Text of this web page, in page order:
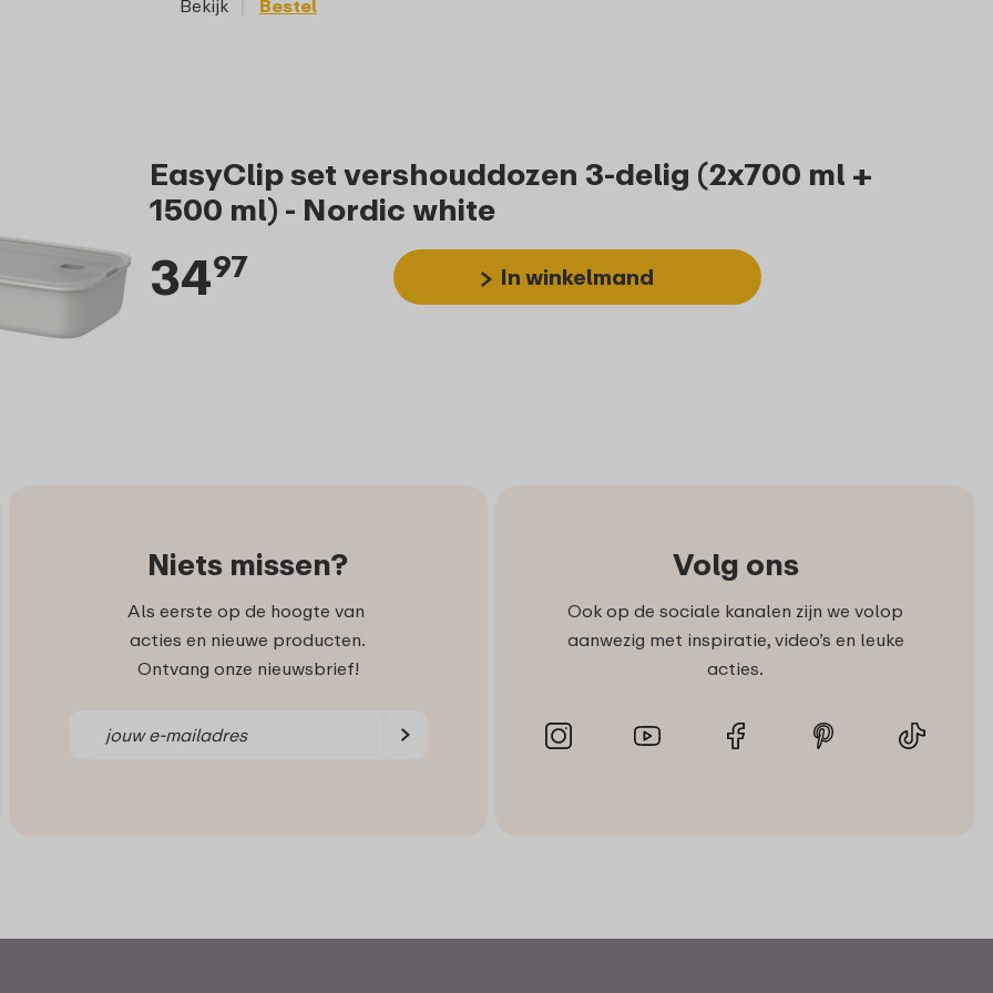
Bekijk Bestel
EasyClip set vershouddozen 3-delig (2x700 ml +
1500 ml) - Nordic white
3497 In winkelmand
Niets missen?
Als eerste op de hoogte van
acties en nieuwe producten.
Ontvang onze nieuwsbrief!
Volg ons
Ook op de sociale kanalen zijn we volop
aanwezig met inspiratie, video’s en leuke
acties.